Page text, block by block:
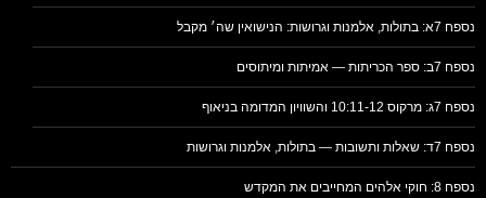
נספח 7א: בתולות, אלמנות וגרושות: הנישואין שה׳ מקבל
נספח 7ב: ספר הכריתות — אמיתות ומיתוסים
נספח 7ג: מרקוס 10:11-12 והשוויון המדומה בניאוף
נספח 7ד: שאלות ותשובות — בתולות, אלמנות וגרושות
נספח 8: חוקי אלהים המחייבים את המקדש